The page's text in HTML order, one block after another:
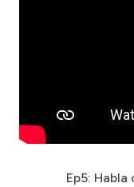
Ep5: